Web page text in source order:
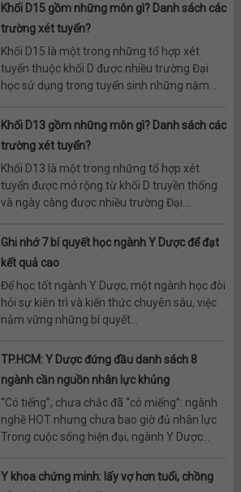
Khối D15 gồm những môn gì? Danh sách các
trường xét tuyển?
Khối D15 là một trong những tổ hợp xét
tuyển thuộc khối D được nhiều trường Đại
học sử dụng trong tuyển sinh những năm...
Khối D13 gồm những môn gì? Danh sách các
trường xét tuyển?
Khối D13 là một trong những tổ hợp xét
tuyển được mở rộng từ khối D truyền thống
và ngày càng được nhiều trường Đại...
Ghi nhớ 7 bí quyết học ngành Y Dược để đạt
kết quả cao
Để học tốt ngành Y Dược, một ngành học đòi
hỏi sự kiên trì và kiến thức chuyên sâu, việc
nắm vững những bí quyết...
TP.HCM: Y Dược đứng đầu danh sách 8
ngành cần nguồn nhân lực khủng
“Có tiếng”, chưa chắc đã “có miếng”: ngành
nghề HOT nhưng chưa bao giờ đủ nhân lực
Trong cuộc sống hiện đại, ngành Y Dược...
Y khoa chứng minh: lấy vợ hơn tuổi, chồng